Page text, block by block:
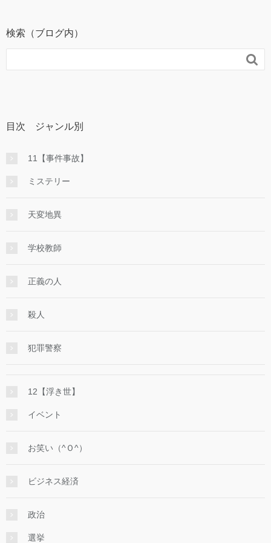
検索（ブログ内）

目次 ジャンル別
11【事件事故】
ミステリー
天変地異
学校教師
正義の人
殺人
犯罪警察
12【浮き世】
イベント
お笑い（^Ｏ^）
ビジネス経済
政治
選挙